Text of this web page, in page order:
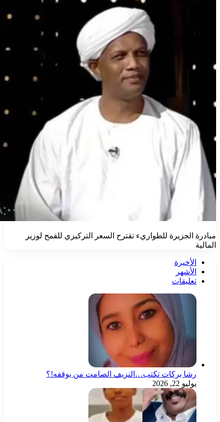
الجزيرة للطواريء تقترح السعر التركيزي للقمح لوزير
الأخيرة
الأشهر
تعليقات
رشا بركات تكتب…النزيف الصامت من يوقفه!؟